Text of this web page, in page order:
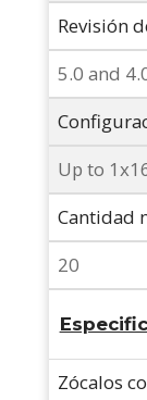
Revisión
5.0 and
Up to
Cantidad
20
Zócalos